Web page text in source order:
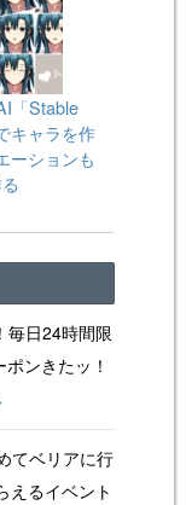
「Stable
キャラを作
ーションも
毎日24時間限
ンきたッ！
てベリアに行
えるイベント